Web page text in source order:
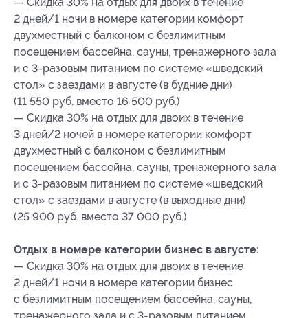
2 дней/1 ночи в номере категории комфорт
двухместный с балконом с безлимитным
посещением бассейна, сауны, тренажерного зала
и с 3-разовым питанием по системе «шведский
стол» с заездами в августе (в будние дни)
(11 550 руб. вместо 16 500 руб.)
— Скидка 30% на отдых для двоих в течение
3 дней/2 ночей в номере категории комфорт
двухместный с балконом с безлимитным
посещением бассейна, сауны, тренажерного зала
и с 3-разовым питанием по системе «шведский
стол» с заездами в августе (в выходные дни)
(25 900 руб. вместо 37 000 руб.)
Отдых в номере категории бизнес в августе:
— Скидка 30% на отдых для двоих в течение
2 дней/1 ночи в номере категории бизнес
с безлимитным посещением бассейна, сауны,